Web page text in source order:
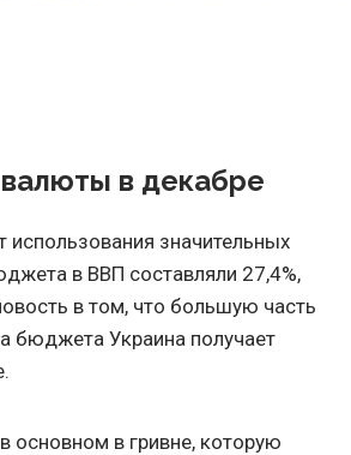
в декабре
использования значительных
в ВВП составляли 27,4%,
в том, что большую часть
бюджета Украина получает
основном в гривне, которую